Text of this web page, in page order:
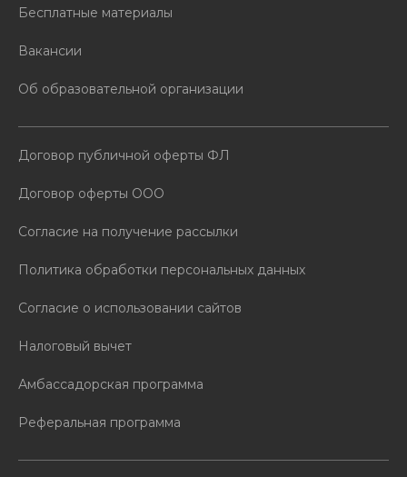
Бесплатные материалы
Вакансии
Об образовательной организации
Договор публичной оферты ФЛ
Договор оферты ООО
Согласие на получение рассылки
Политика обработки персональных данных
Согласие о использовании сайтов
Налоговый вычет
Амбассадорская программа
Реферальная программа